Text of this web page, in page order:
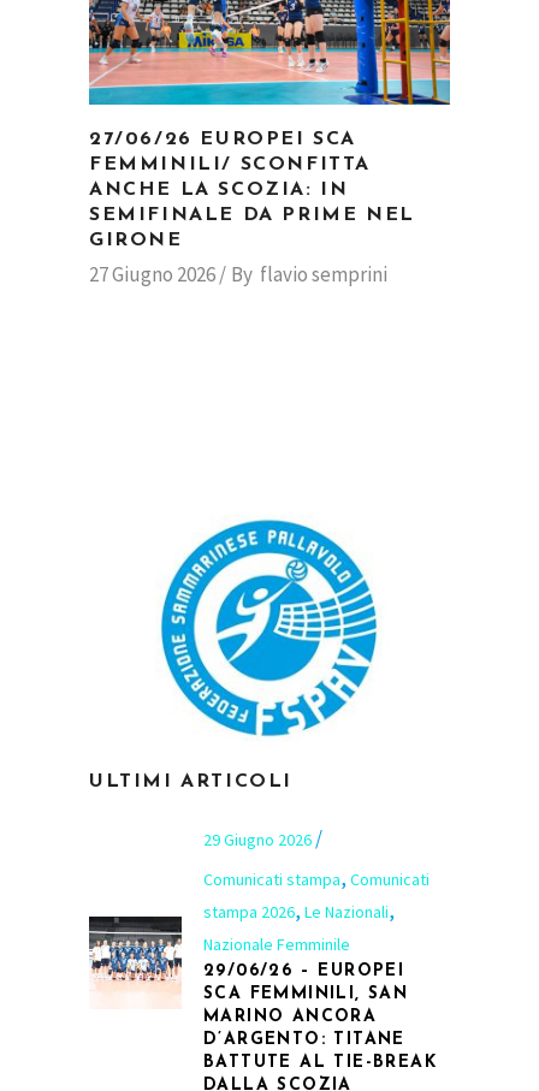
27/06/26 EUROPEI SCA
FEMMINILI/ SCONFITTA
ANCHE LA SCOZIA: IN
SEMIFINALE DA PRIME NEL
GIRONE
27 Giugno 2026 By flavio semprini
ULTIMI ARTICOLI
29 Giugno 2026
Comunicati stampa, Comunicati
stampa 2026, Le Nazionali,
Nazionale Femminile
29/06/26 – EUROPEI
SCA FEMMINILI, SAN
MARINO ANCORA
D’ARGENTO: TITANE
BATTUTE AL TIE-BREAK
DALLA SCOZIA